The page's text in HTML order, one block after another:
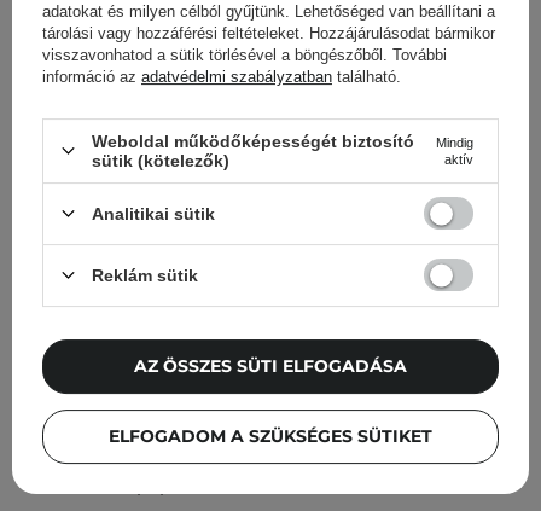
KOZMETOLÓGUS VÁLASZTÁSA
Mohani - Feszesítő és Ragyogtató Arcszérum 6%
Ultrastabil TETRA C-vitaminnal, 5% SNAP 8™
adatokat és milyen célból gyűjtünk. Lehetőséged van beállítani a
tárolási vagy hozzáférési feltételeket. Hozzájárulásodat bármikor
visszavonhatod a sütik törlésével a böngészőből. További
információ az adatvédelmi szabályzatban található.
Weboldal működőképességét biztosító
sütik (kötelezők)
Mindig
aktív
Analitikai sütik
Reklám sütik
ELFOGADOM A SZÜKSÉGES SÜTIKET
AZ ÖSSZES SÜTI ELFOGADÁSA